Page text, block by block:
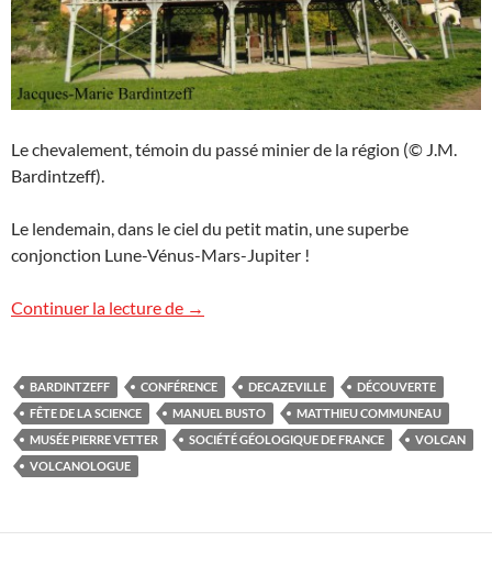
Le chevalement, témoin du passé minier de la région (© J.M.
Bardintzeff).
Le lendemain, dans le ciel du petit matin, une superbe
conjonction Lune-Vénus-Mars-Jupiter !
Continuer la lecture de Accueil chaleureux à Decazeville
→
BARDINTZEFF CONFÉRENCE DECAZEVILLE
DÉCOUVERTE
FÊTE DE LA SCIENCE
MANUEL BUSTO
MATTHIEU COMMUNEAU
MUSÉE PIERRE VETTER
SOCIÉTÉ GÉOLOGIQUE DE FRANCE
VOLCAN
VOLCANOLOGUE